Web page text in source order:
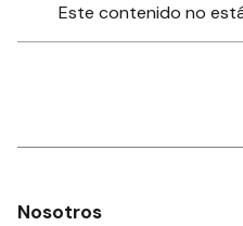
Este contenido no
Nosotros